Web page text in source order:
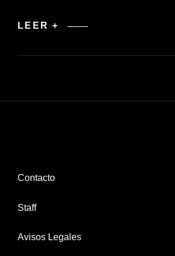
LEER + DISEÑO
DE
DE
Contacto
Staff
Avisos Legales